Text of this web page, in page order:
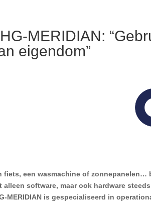
MERIDIAN:
eigendom”
fiets, een wasmachine of
alleen software, maar ook hardware
MERIDIAN is gespecialiseerd in